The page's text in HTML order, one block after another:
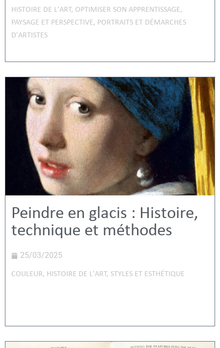
HISTOIRE DE L'ART, OPTIMISER SON APPRENTISSAGE,
PAYSAGE ET PERSPECTIVE, PORTRAITS ET DÉMARCHES
D'ARTISTES
Peindre en glacis : Histoire,
technique et méthodes
25/03/2025
COULEUR, HISTOIRE DE L'ART, STYLES ET ESTHÉTIQUE